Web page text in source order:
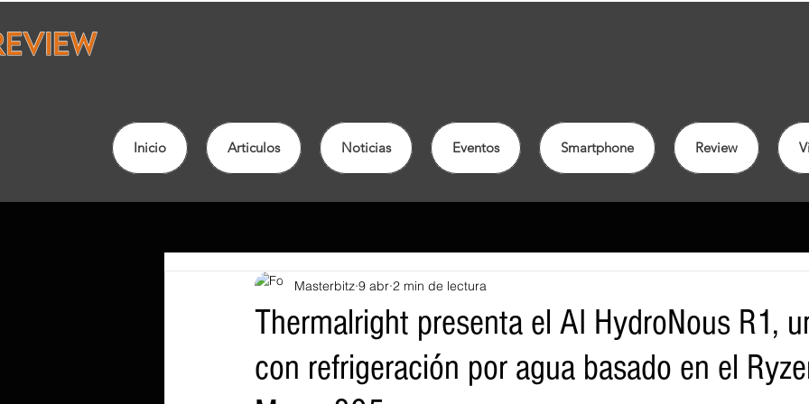
Inicio Articulos Noticias Eventos Smartphone Review
Thermalright presenta el AI HydroNous R1,
con refrigeración por agua basado en el
Masterbitz 9 abr 2 min de lectura